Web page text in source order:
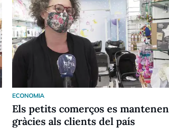
ECONOMIA
Els petits comerços es mantenen
gràcies als clients del país